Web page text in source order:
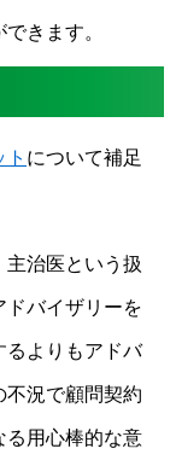
きます。
について補足
治医という扱
ドバイザリーを
るよりもアドバ
不況で顧問契約
る用心棒的な意